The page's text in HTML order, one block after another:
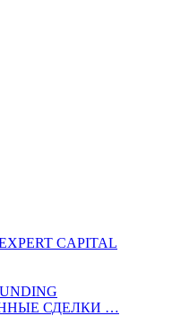
CAPITAL
СДЕЛКИ …